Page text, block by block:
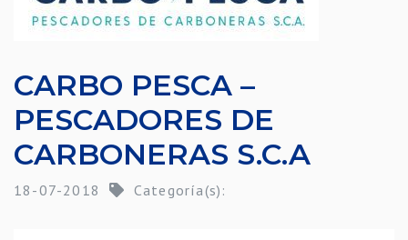
CARBO PESCA –
PESCADORES DE
CARBONERAS S.C.A
18-07-2018 Categoría(s):